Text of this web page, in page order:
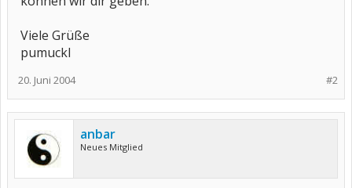
Viele Grüße
pumuckl
#2
20. Juni 2004
anbar
Neues Mitglied